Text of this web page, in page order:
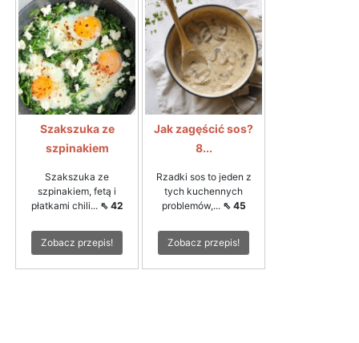
Szakszuka ze
szpinakiem
Szakszuka ze
szpinakiem, fetą i
płatkami chili... ⇖ 42
Zobacz przepis!
Jak zagęścić sos?
8...
Rzadki sos to jeden z
tych kuchennych
problemów,... ⇖ 45
Zobacz przepis!